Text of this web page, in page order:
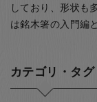
しており、形状も
は銘木箸の入門編
カテゴリ・タグ